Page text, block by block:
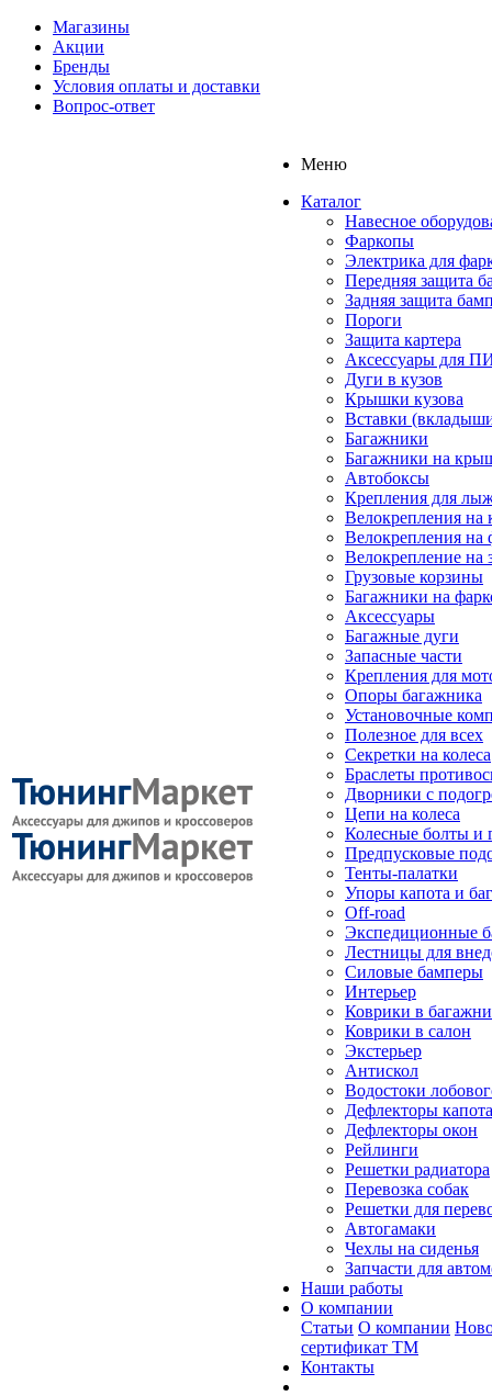
Магазины
Акции
Бренды
Условия оплаты и доставки
Вопрос-ответ
Меню
Каталог
Навесное
Фаркопы
Электрика для
Передняя защита
Задняя защита
Пороги
Защита картера
Аксессуары для
Дуги в кузов
Крышки кузова
Вставки
Багажники
Багажники на
Автобоксы
Крепления для
Велокрепления
Велокрепления на
Велокрепление на
Грузовые корзины
Багажники на
Аксессуары
Багажные дуги
Запасные части
Крепления для
Опоры багажника
Установочные
Полезное для всех
Секретки на колеса
Браслеты
Дворники с
Цепи на колеса
Колесные болты и
Предпусковые
Тенты-палатки
Упоры капота и
Off-road
Экспедиционные
Лестницы для
Силовые бамперы
Интерьер
Коврики в
Коврики в салон
Экстерьер
Антискол
Водостоки
Дефлекторы капота
Дефлекторы окон
Рейлинги
Решетки радиатора
Перевозка собак
Решетки для
Автогамаки
Чехлы на сиденья
Запчасти для
Наши работы
О компании
Статьи О компании
сертификат ТМ
Контакты